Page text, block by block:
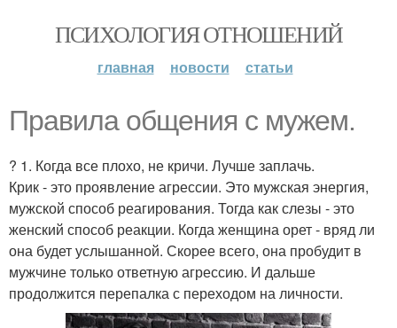
ПСИХОЛОГИЯ ОТНОШЕНИЙ
главная новости статьи
Правила общения с мужем.
? 1. Когда все плохо, не кричи. Лучше заплачь.
Крик - это проявление агрессии. Это мужская энергия,
мужской способ реагирования. Тогда как слезы - это
женский способ реакции. Когда женщина орет - вряд ли
она будет услышанной. Скорее всего, она пробудит в
мужчине только ответную агрессию. И дальше
продолжится перепалка с переходом на личности.